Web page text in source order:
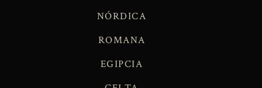
NÓRDICA
ROMANA
EGIPCIA